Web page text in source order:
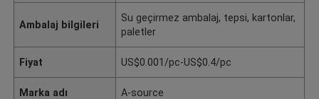
Ambalaj bilgileri
Su geçirmez ambalaj, tepsi, kartonlar,
paletler
Fiyat US$0.001/pc-US$0.4/pc
Marka adı A-source